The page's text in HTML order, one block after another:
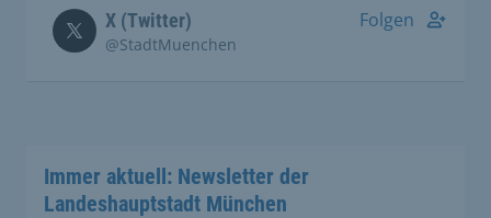
X (Twitter)
@StadtMuenchen
Folgen
Immer aktuell: Newsletter der
Landeshauptstadt München